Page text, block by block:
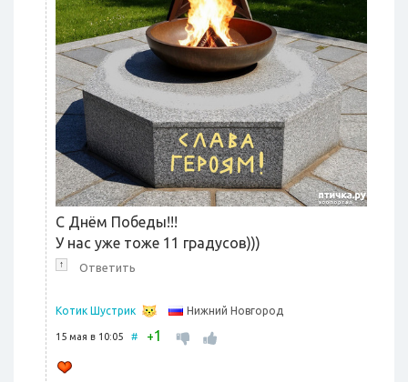
С Днём Победы!!!
У нас уже тоже 11 градусов)))
↑ Ответить
Котик Шустрик Нижний Новгород
15 мая в 10:05 # +1